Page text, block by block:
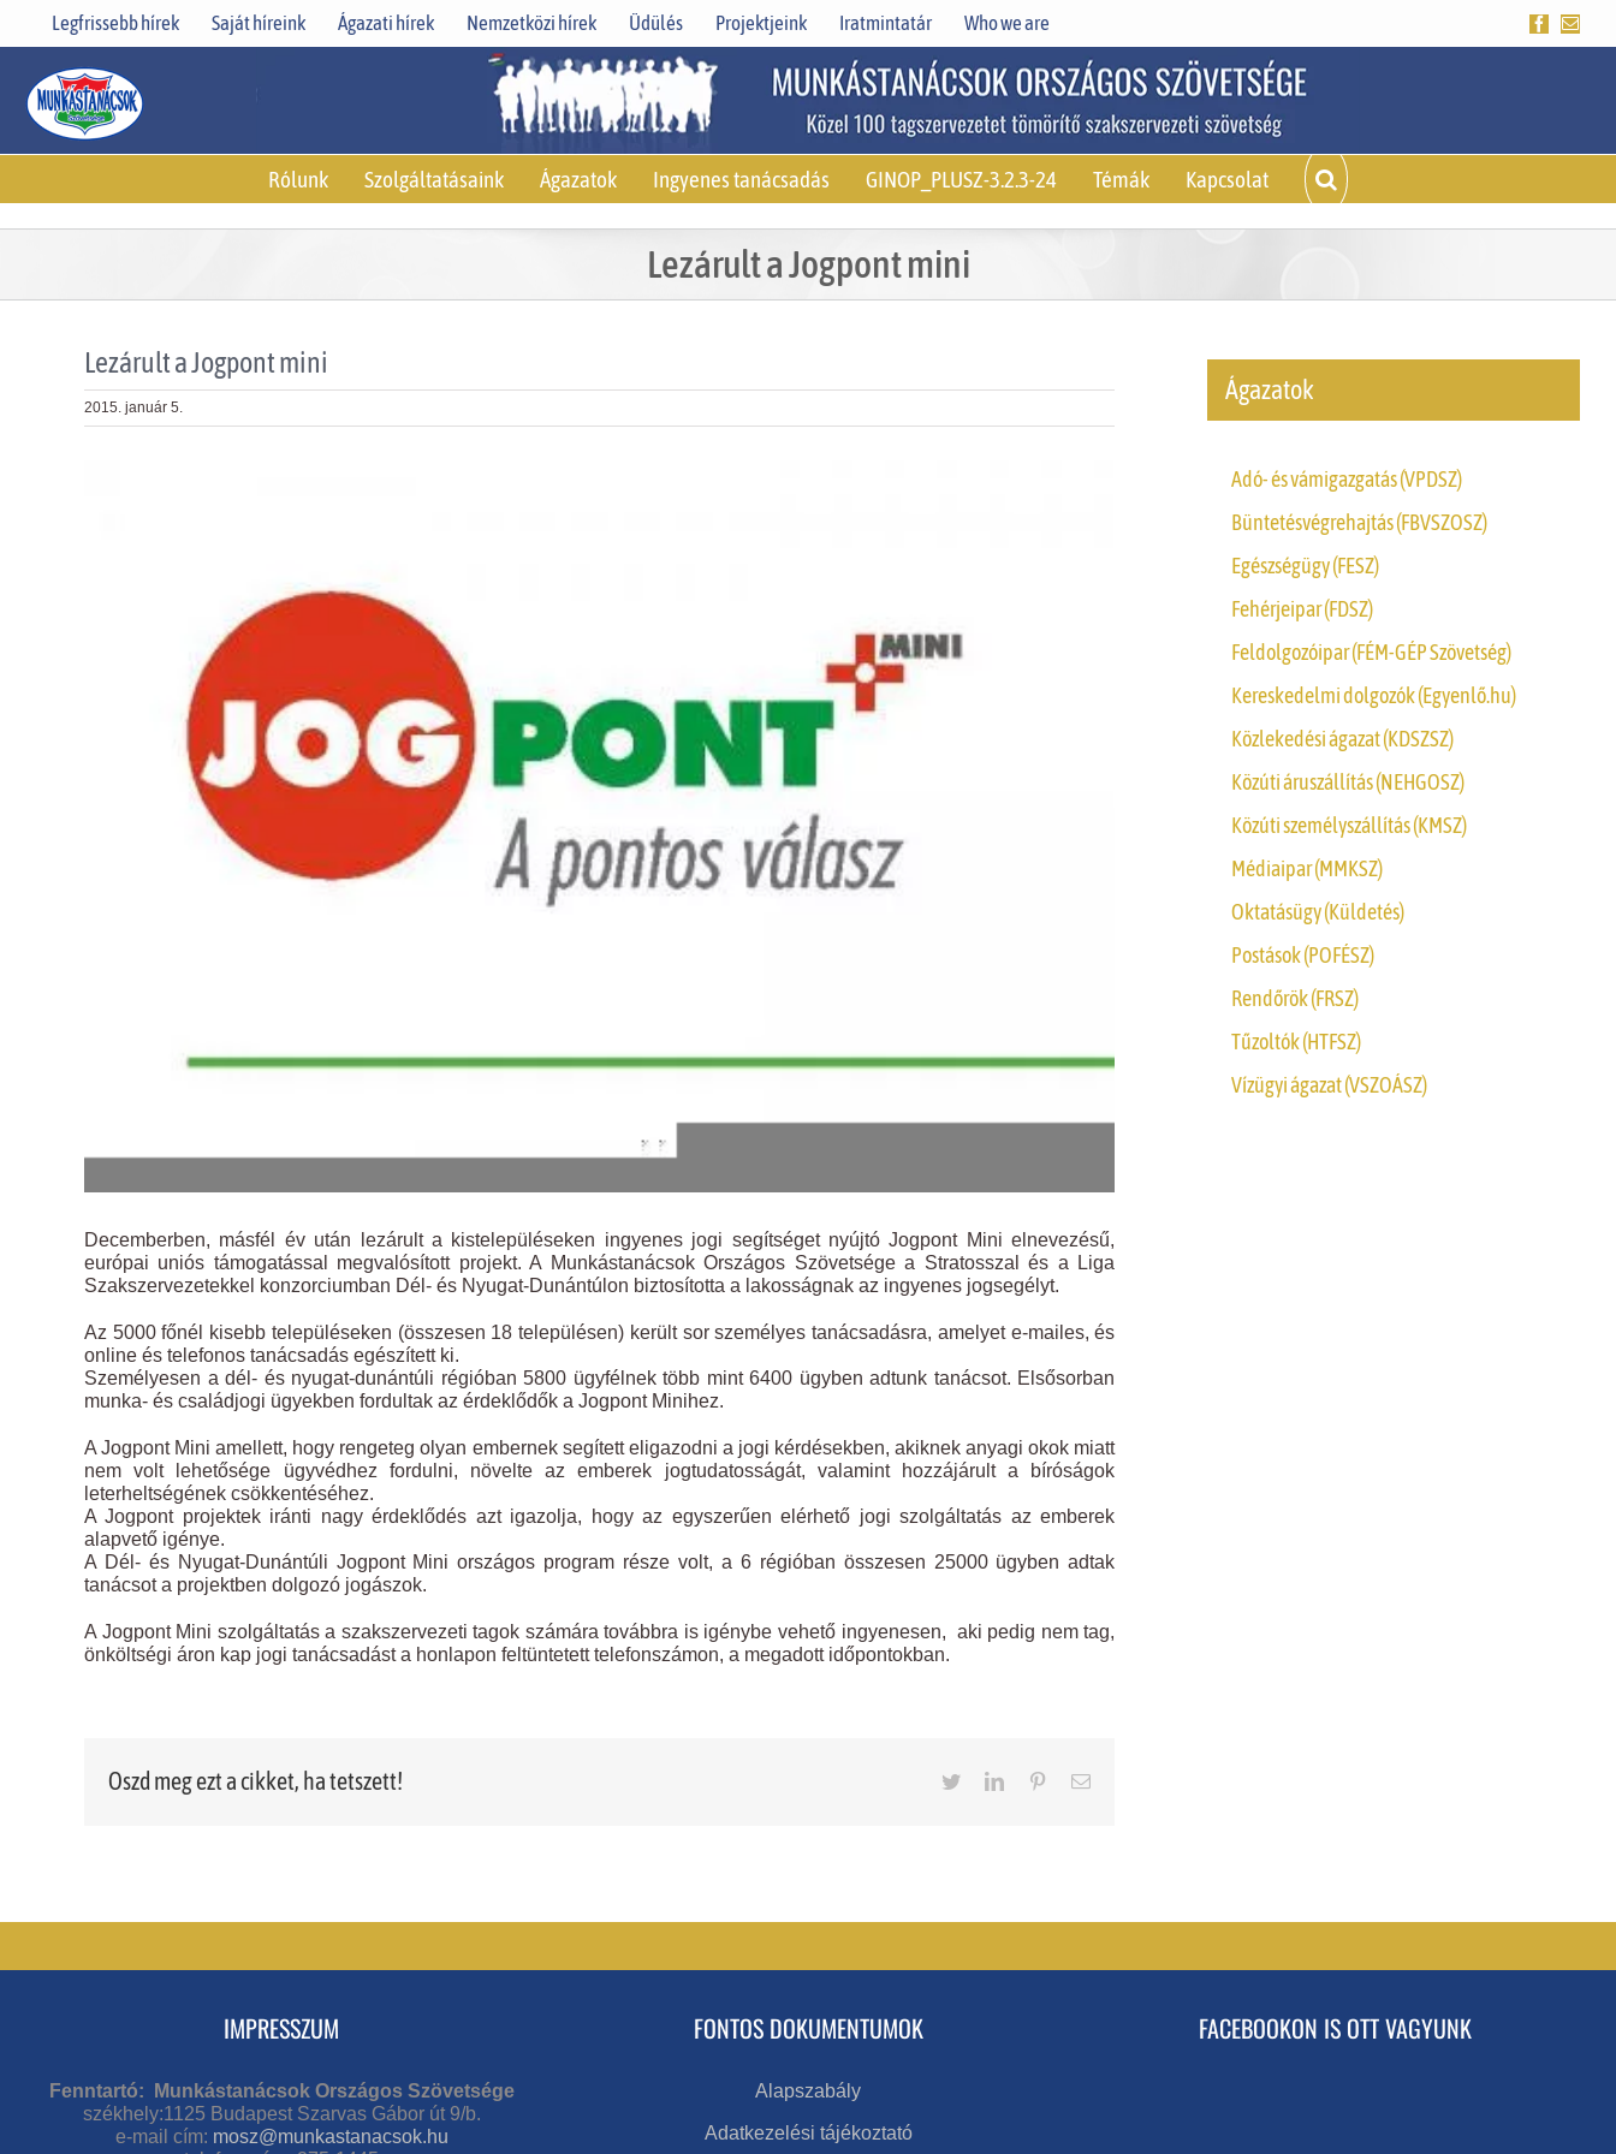
Legfrissebb hírek Saját híreink Ágazati hírek Nemzetközi hírek Üdülés Projektjeink Iratmintatár Who we are Facebook
Rólunk Szolgáltatásaink Ágazatok Ingyenes tanácsadás GINOP_PLUSZ-3.2.3-24 Témák Kapcsolat
Lezárult a Jogpont mini
Lezárult a Jogpont mini
2015. január 5.
Decemberben, másfél év után lezárult a kistelepüléseken ingyenes jogi segítséget nyújtó Jogpont Mini elnevezésű,
európai uniós támogatással megvalósított projekt. A Munkástanácsok Országos Szövetsége a Stratosszal és a Liga
Szakszervezetekkel konzorciumban Dél- és Nyugat-Dunántúlon biztosította a lakosságnak az ingyenes jogsegélyt.
Az 5000 főnél kisebb településeken (összesen 18 településen) került sor személyes tanácsadásra, amelyet e-mailes, és
online és telefonos tanácsadás egészített ki.
Személyesen a dél- és nyugat-dunántúli régióban 5800 ügyfélnek több mint 6400 ügyben adtunk tanácsot. Elsősorban
munka- és családjogi ügyekben fordultak az érdeklődők a Jogpont Minihez.
A Jogpont Mini amellett, hogy rengeteg olyan embernek segített eligazodni a jogi kérdésekben, akiknek anyagi okok miatt
nem volt lehetősége ügyvédhez fordulni, növelte az emberek jogtudatosságát, valamint hozzájárult a bíróságok
leterheltségének csökkentéséhez.
A Jogpont projektek iránti nagy érdeklődés azt igazolja, hogy az egyszerűen elérhető jogi szolgáltatás az emberek
alapvető igénye.
A Dél- és Nyugat-Dunántúli Jogpont Mini országos program része volt, a 6 régióban összesen 25000 ügyben adtak
tanácsot a projektben dolgozó jogászok.
A Jogpont Mini szolgáltatás a szakszervezeti tagok számára továbbra is igénybe vehető ingyenesen, aki pedig nem tag,
önköltségi áron kap jogi tanácsadást a honlapon feltüntetett telefonszámon, a megadott időpontokban.
Oszd meg ezt a cikket, ha tetszett! TwitterLinkedInPinterestEmail
Ágazatok
Adó- és vámigazgatás (VPDSZ)
Büntetésvégrehajtás (FBVSZOSZ)
Egészségügy (FESZ)
Fehérjeipar (FDSZ)
Feldolgozóipar (FÉM-GÉP Szövetség)
Kereskedelmi dolgozók (Egyenlő.hu)
Közlekedési ágazat (KDSZSZ)
Közúti áruszállítás (NEHGOSZ)
Közúti személyszállítás (KMSZ)
Médiaipar (MMKSZ)
Oktatásügy (Küldetés)
Postások (POFÉSZ)
Rendőrök (FRSZ)
Tűzoltók (HTFSZ)
Vízügyi ágazat (VSZOÁSZ)
IMPRESSZUM
Fenntartó: Munkástanácsok Országos Szövetsége
székhely:1125 Budapest Szarvas Gábor út 9/b.
e-mail cím: mosz@munkastanacsok.hu
FONTOS DOKUMENTUMOK
Alapszabály
Adatkezelési tájékoztató
FACEBOOKON IS OTT VAGYUNK